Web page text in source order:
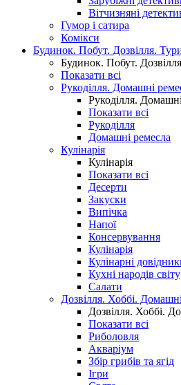
Вітчизняні
Гумор і сатира
Комікси
Будинок. Побут. Дозвілля.
Будинок. Побут.
Показати всі
Рукоділля. Домашні
Рукоділля.
Показати всі
Рукоділля
Домашні ремесла
Кулінарія
Кулінарія
Показати всі
Десерти
Закуски
Випічка
Напої
Консервування
Кулінарія
Кулінарні
Кухні народів світу
Салати
Дозвілля. Хоббі.
Дозвілля. Хоббі.
Показати всі
Риболовля
Акваріум
Збір грибів та ягід
Ігри